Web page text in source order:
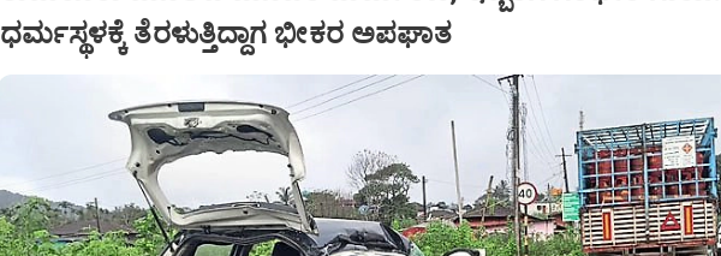
ಧರ್ಮಸ್ಥಳಕ್ಕೆ ತೆರಳುತ್ತಿದ್ದಾಗ ಭೀಕರ ಅಪಘಾತ